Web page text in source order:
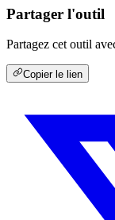
Partager l'outil
Partagez cet outil
Copier le lien